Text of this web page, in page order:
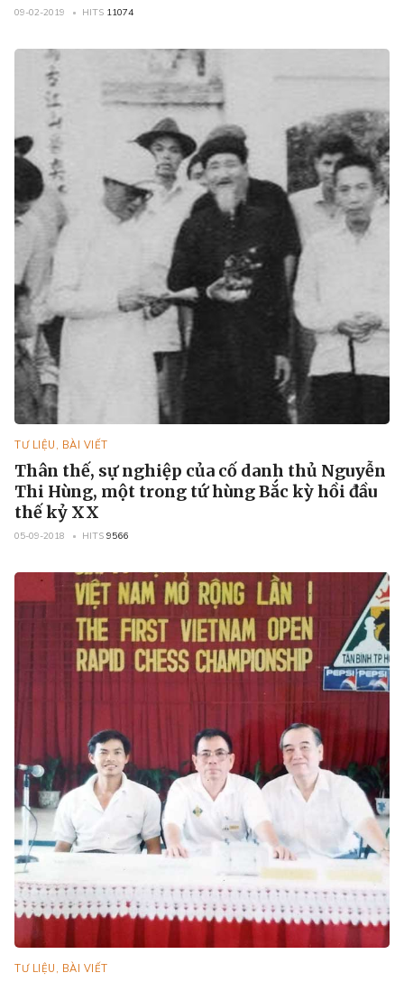
09-02-2019 HITS 11074
TƯ LIỆU, BÀI VIẾT
Thân thế, sự nghiệp của cố danh thủ Nguyễn
Thi Hùng, một trong tứ hùng Bắc kỳ hồi đầu
thế kỷ XX
05-09-2018 HITS 9566
TƯ LIỆU, BÀI VIẾT